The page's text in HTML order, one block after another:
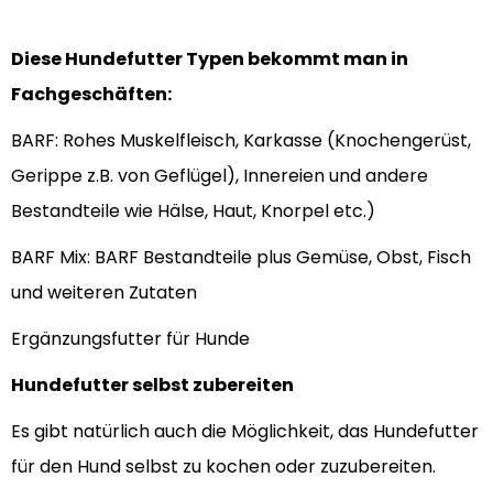
Diese Hundefutter Typen bekommt man in
Fachgeschäften:
BARF: Rohes Muskelfleisch, Karkasse (Knochengerüst,
Gerippe z.B. von Geflügel), Innereien und andere
Bestandteile wie Hälse, Haut, Knorpel etc.)
BARF Mix: BARF Bestandteile plus Gemüse, Obst, Fisch
und weiteren Zutaten
Ergänzungsfutter für Hunde
Hundefutter selbst zubereiten
Es gibt natürlich auch die Möglichkeit, das Hundefutter
für den Hund selbst zu kochen oder zuzubereiten.